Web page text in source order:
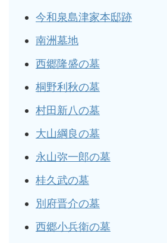
今和泉島津家本邸跡
南洲墓地
西郷隆盛の墓
桐野利秋の墓
村田新八の墓
大山綱良の墓
永山弥一郎の墓
桂久武の墓
別府晋介の墓
西郷小兵衛の墓